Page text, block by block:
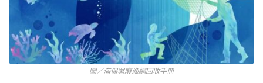
圖／海保署廢漁網回收手冊